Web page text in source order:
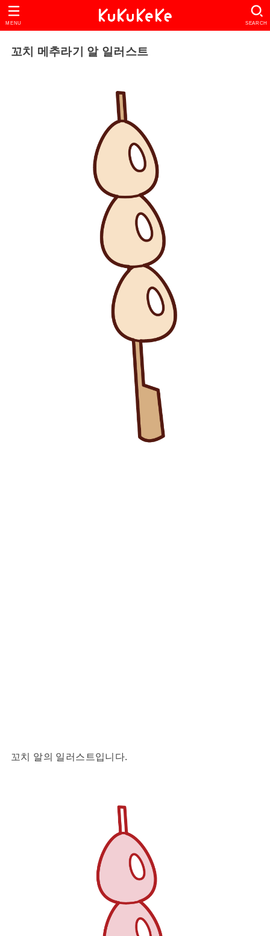
SEARCH
MENU
꼬치 메추라기 알 일러스트
꼬치 알의 일러스트입니다.